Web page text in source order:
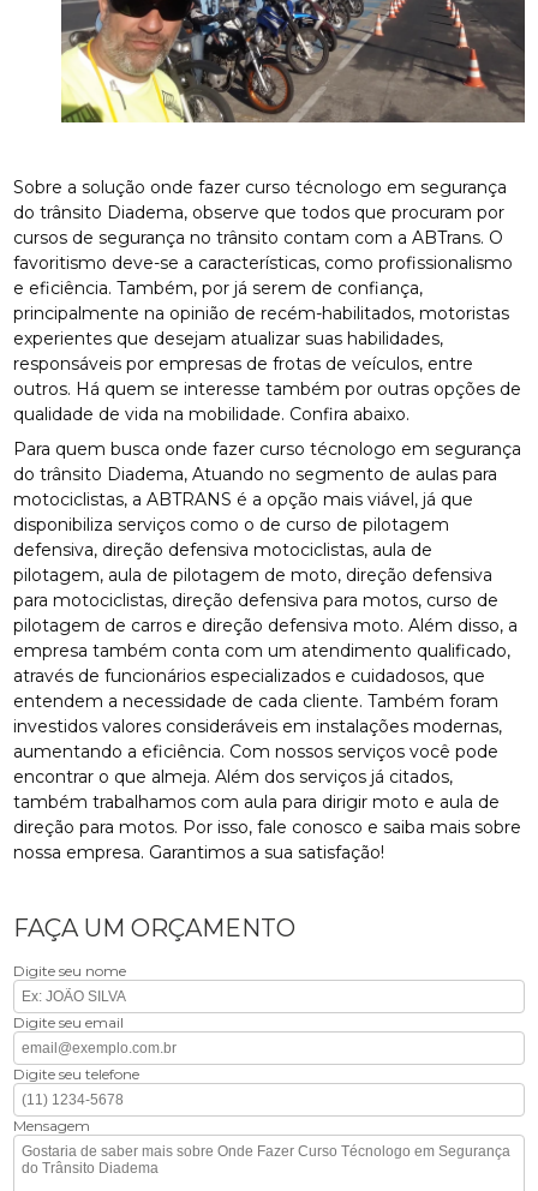
Sobre a solução onde fazer curso técnologo em segurança
do trânsito Diadema, observe que todos que procuram por
cursos de segurança no trânsito contam com a ABTrans. O
favoritismo deve-se a características, como profissionalismo
e eficiência. Também, por já serem de confiança,
principalmente na opinião de recém-habilitados, motoristas
experientes que desejam atualizar suas habilidades,
responsáveis por empresas de frotas de veículos, entre
outros. Há quem se interesse também por outras opções de
qualidade de vida na mobilidade. Confira abaixo.
Para quem busca onde fazer curso técnologo em segurança
do trânsito Diadema, Atuando no segmento de aulas para
motociclistas, a ABTRANS é a opção mais viável, já que
disponibiliza serviços como o de curso de pilotagem
defensiva, direção defensiva motociclistas, aula de
pilotagem, aula de pilotagem de moto, direção defensiva
para motociclistas, direção defensiva para motos, curso de
pilotagem de carros e direção defensiva moto. Além disso, a
empresa também conta com um atendimento qualificado,
através de funcionários especializados e cuidadosos, que
entendem a necessidade de cada cliente. Também foram
investidos valores consideráveis em instalações modernas,
aumentando a eficiência. Com nossos serviços você pode
encontrar o que almeja. Além dos serviços já citados,
também trabalhamos com aula para dirigir moto e aula de
direção para motos. Por isso, fale conosco e saiba mais sobre
nossa empresa. Garantimos a sua satisfação!
FAÇA UM ORÇAMENTO
Digite seu nome
Digite seu email
Digite seu telefone
Mensagem